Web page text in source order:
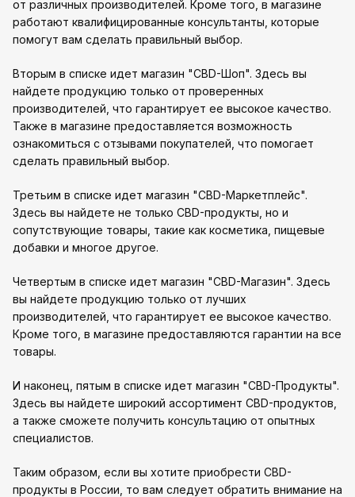
от различных производителей. Кроме того, в магазине
работают квалифицированные консультанты, которые
помогут вам сделать правильный выбор.
Вторым в списке идет магазин "CBD-Шоп". Здесь вы
найдете продукцию только от проверенных
производителей, что гарантирует ее высокое качество.
Также в магазине предоставляется возможность
ознакомиться с отзывами покупателей, что помогает
сделать правильный выбор.
Третьим в списке идет магазин "CBD-Маркетплейс".
Здесь вы найдете не только CBD-продукты, но и
сопутствующие товары, такие как косметика, пищевые
добавки и многое другое.
Четвертым в списке идет магазин "CBD-Магазин". Здесь
вы найдете продукцию только от лучших
производителей, что гарантирует ее высокое качество.
Кроме того, в магазине предоставляются гарантии на все
товары.
И наконец, пятым в списке идет магазин "CBD-Продукты".
Здесь вы найдете широкий ассортимент CBD-продуктов,
а также сможете получить консультацию от опытных
специалистов.
Таким образом, если вы хотите приобрести CBD-
продукты в России, то вам следует обратить внимание на